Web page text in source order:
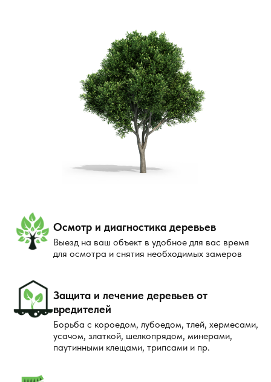
Осмотр и диагностика деревьев
Выезд на ваш объект в удобное для вас время
для осмотра и снятия необходимых замеров
Защита и лечение деревьев от
вредителей
Борьба с короедом, лубоедом, тлей, хермесами,
усачом, златкой, шелкопрядом, минерами,
паутинными клещами, трипсами и пр.